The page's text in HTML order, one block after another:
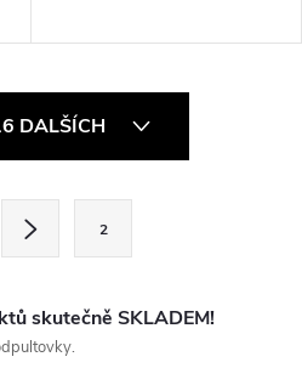
DALŠÍCH
2
skutečně SKLADEM!